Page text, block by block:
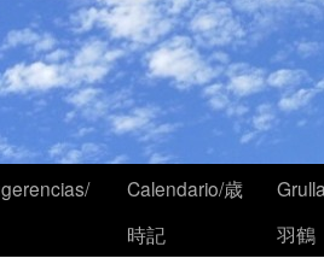
Calendario/歳
時記
羽鶴